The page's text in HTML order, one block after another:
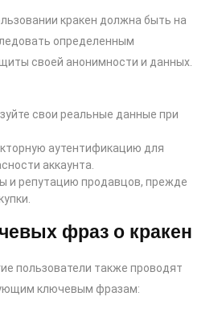
кракен должна быть на
определенным
своей анонимности и данных.
свои реальные данные при
аутентификацию для
аккаунта.
и репутацию продавцов, прежде
фраз о кракен
пользователи также проводят
ключевым фразам: